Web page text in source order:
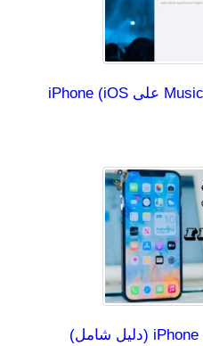
كيفية تمكين ميزة Music Haptics على iPhone (iOS